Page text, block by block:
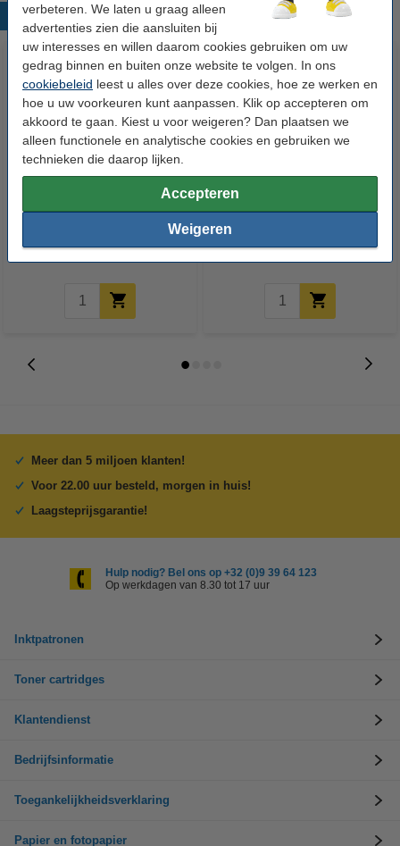
verbeteren. We laten u graag alleen
advertenties zien die aansluiten bij
uw interesses en willen daarom cookies gebruiken om uw
gedrag binnen en buiten onze website te volgen. In ons
cookiebeleid leest u alles over deze cookies, hoe ze werken en
hoe u uw voorkeuren kunt aanpassen. Klik op accepteren om
akkoord te gaan. Kiest u voor weigeren? Dan plaatsen we
alleen functionele en analytische cookies en gebruiken we
technieken die daarop lijken.
Accepteren
Weigeren
Populaire producten
Epson reinigingsset: T1295
€ 17,00 Incl. 21% btw € 9,50 Incl. 21% btw
Meer dan 5 miljoen klanten!
Voor 22.00 uur besteld, morgen in huis!
Laagsteprijsgarantie!
Hulp nodig? Bel ons op +32 (0)9 39 64 123
Op werkdagen van 8.30 tot 17 uur
Inktpatronen
Toner cartridges
Klantendienst
Bedrijfsinformatie
Toegankelijkheidsverklaring
Papier en fotopapier